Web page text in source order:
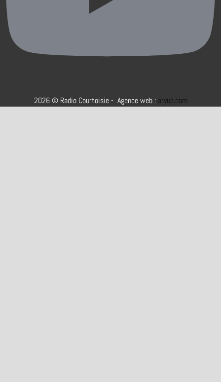
2026 © Radio Courtoisie - Agence web : aryup.com